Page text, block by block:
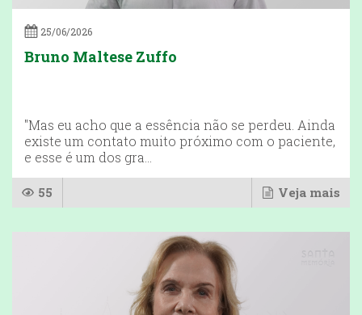
25/06/2026
Bruno Maltese Zuffo
"Mas eu acho que a essência não se perdeu. Ainda
existe um contato muito próximo com o paciente,
e esse é um dos gra...
55 Veja mais